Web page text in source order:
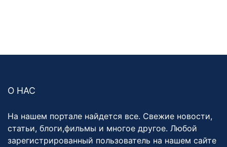
О НАС
На нашем портале найдется все. Свежие новости,
статьи, блоги,фильмы и многое другое. Любой
зарегистрированный пользователь на нашем сайте